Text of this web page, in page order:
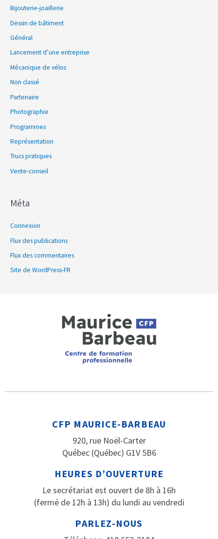
Bijouterie-joaillerie
Dessin de bâtiment
Général
Lancement d’une entreprise
Mécanique de vélos
Non classé
Partenaire
Photographie
Programmes
Représentation
Trucs pratiques
Vente-conseil
Méta
Connexion
Flux des publications
Flux des commentaires
Site de WordPress-FR
CFP MAURICE-BARBEAU
920, rue Noël-Carter
Québec (Québec) G1V 5B6
HEURES D’OUVERTURE
Le secrétariat est ouvert de 8h à 16h
(fermé de 12h à 13h) du lundi au vendredi
PARLEZ-NOUS